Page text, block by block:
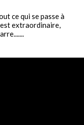
ce qui se passe à
est extraordinaire,